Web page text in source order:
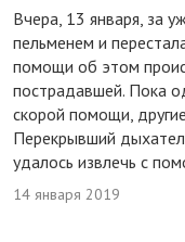
Вчера, 13 января, за
пельменем и
помощи об этом
пострадавшей. Пока
скорой помощи,
Перекрывший
удалось извлечь с
14 января 2019